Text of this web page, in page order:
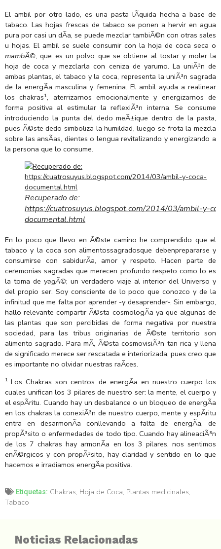
El ambil por otro lado, es una pasta lÃ­quida hecha a base de
tabaco. Las hojas frescas de tabaco se ponen a hervir en agua
pura por casi un dÃ­a, se puede mezclar tambiÃ©n con otras sales
u hojas. El ambil se suele consumir con la hoja de coca seca o
mambÃ©, que es un polvo que se obtiene al tostar y moler la
hoja de coca y mezclarla con ceniza de yarumo. La uniÃ³n de
ambas plantas, el tabaco y la coca, representa la uniÃ³n sagrada
de la energÃ­a masculina y femenina. El ambil ayuda a realinear
los chakras1, aterrizarnos emocionalmente y energizarnos de
forma positiva al estimular la reflexiÃ³n interna. Se consume
introduciendo la punta del dedo meÃ±ique dentro de la pasta,
pues Ã©ste dedo simboliza la humildad, luego se frota la mezcla
sobre las ansÃ­as, dientes o lengua revitalizando y energizando a
la persona que lo consume.
Recuperado de:
https://cuatrosuyus.blogspot.com/2014/03/ambil-y-
documental.html
En lo poco que llevo en Ã©ste camino he comprendido que el
tabaco y la coca son alimentossagradosque debenprepararse y
consumirse con sabidurÃ­a, amor y respeto. Hacen parte de
ceremonias sagradas que merecen profundo respeto como lo es
la toma de yagÃ©; un verdadero viaje al interior del Universo y
del propio ser. Soy consciente de lo poco que conozco y de la
infinitud que me falta por aprender -y desaprender-. Sin embargo,
hallo relevante compartir Ã©sta cosmologÃ­a ya que algunas de
las plantas que son percibidas de forma negativa por nuestra
sociedad, para las tribus originarias de Ã©ste territorio son
alimento sagrado. Para mÃ­, Ã©sta cosmovisiÃ³n tan rica y llena
de significado merece ser rescatada e interiorizada, pues creo que
es importante no olvidar nuestras raÃ­ces.
1Los Chakras son centros de energÃ­a en nuestro cuerpo los
cuales unifican los 3 pilares de nuestro ser: la mente, el cuerpo y
el espÃ­ritu. Cuando hay un desbalance o un bloqueo de energÃ­a
en los chakras la conexiÃ³n de nuestro cuerpo, mente y espÃ­ritu
entra en desarmonÃ­a conllevando a falta de energÃ­a, de
propÃ³sito o enfermedades de todo tipo. Cuando hay alineaciÃ³n
de los 7 chakras hay armonÃ­a en los 3 pilares, nos sentimos
enÃ©rgicos y con propÃ³sito, hay claridad y sentido en lo que
hacemos e irradiamos energÃ­a positiva.
Etiquetas: Chakras, Hoja de Coca, Plantas medicinales,
Tabaco
Noticias Relacionadas